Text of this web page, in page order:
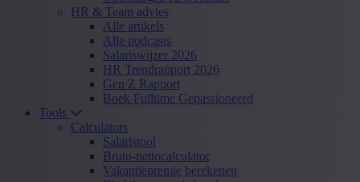
HR & Team advies
Alle artikels
Alle podcasts
Salariswijzer 2026
HR Trendrapport 2026
Gen Z Rapport
Boek Fulltime Gepassioneerd
Tools
Calculators
Salaristool
Bruto-nettocalculator
Vakantiepremie berekenen